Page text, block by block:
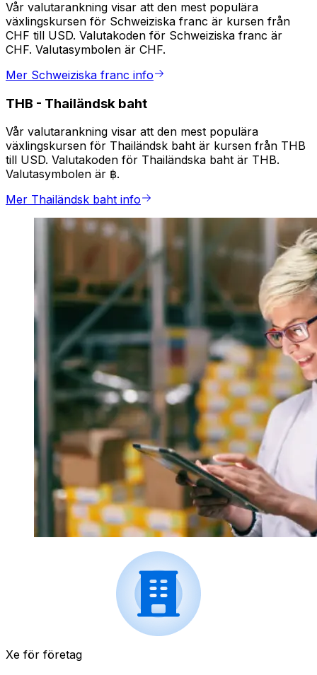
Vår valutarankning visar att den mest populära
växlingskursen för Schweiziska franc är kursen från
CHF till USD. Valutakoden för Schweiziska franc är
CHF. Valutasymbolen är CHF.
Mer Schweiziska franc info
THB - Thailändsk baht
Vår valutarankning visar att den mest populära
växlingskursen för Thailändsk baht är kursen från THB
till USD. Valutakoden för Thailändska baht är THB.
Valutasymbolen är ฿.
Mer Thailändsk baht info
Xe för företag